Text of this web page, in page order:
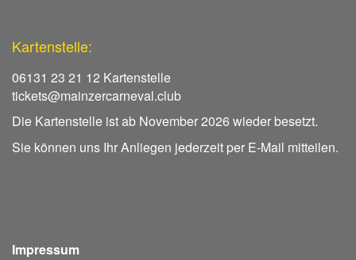
Kartenstelle:
06131 23 21 12 Kartenstelle
tickets@mainzercarneval.club
Die Kartenstelle ist ab November 2026 wieder besetzt.
Sie können uns Ihr Anliegen jederzeit per E-Mail mitteilen.
Impressum